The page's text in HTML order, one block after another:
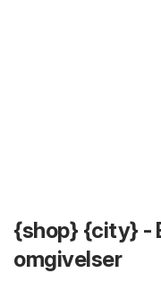
{shop} {city} -
omgivelser